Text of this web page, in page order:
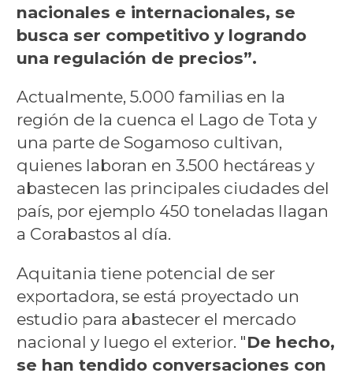
nacionales e internacionales, se
busca ser competitivo y logrando
una regulación de precios”.
Actualmente, 5.000 familias en la
región de la cuenca el Lago de Tota y
una parte de Sogamoso cultivan,
quienes laboran en 3.500 hectáreas y
abastecen las principales ciudades del
país, por ejemplo 450 toneladas llagan
a Corabastos al día.
Aquitania tiene potencial de ser
exportadora, se está proyectado un
estudio para abastecer el mercado
nacional y luego el exterior. "De hecho,
se han tendido conversaciones con